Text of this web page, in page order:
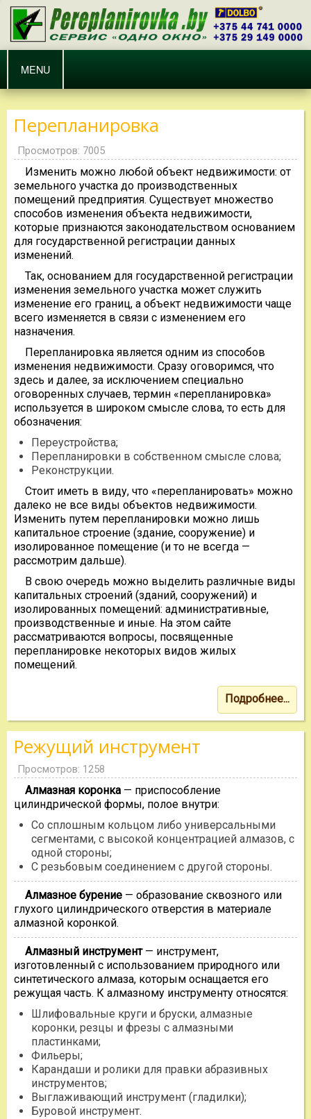
MENU
Перепланировка
Просмотров: 7005
Изменить можно любой объект недвижимости: от
земельного участка до производственных
помещений предприятия. Существует множество
способов изменения объекта недвижимости,
которые признаются законодательством основанием
для государственной регистрации данных
изменений.
Так, основанием для государственной регистрации
изменения земельного участка может служить
изменение его границ, а объект недвижимости чаще
всего изменяется в связи с изменением его
назначения.
Перепланировка является одним из способов
изменения недвижимости. Сразу оговоримся, что
здесь и далее, за исключением специально
оговоренных случаев, термин «перепланировка»
используется в широком смысле слова, то есть для
обозначения:
Переустройства;
Перепланировки в собственном смысле слова;
Реконструкции.
Стоит иметь в виду, что «перепланировать» можно
далеко не все виды объектов недвижимости.
Изменить путем перепланировки можно лишь
капитальное строение (здание, сооружение) и
изолированное помещение (и то не всегда —
рассмотрим дальше).
В свою очередь можно выделить различные виды
капитальных строений (зданий, сооружений) и
изолированных помещений: административные,
производственные и иные. На этом сайте
рассматриваются вопросы, посвященные
перепланировке некоторых видов жилых
помещений.
Подробнее...
Режущий инструмент
Просмотров: 1258
Алмазная коронка — приспособление
цилиндрической формы, полое внутри:
Со сплошным кольцом либо универсальными
сегментами, с высокой концентрацией алмазов, с
одной стороны;
С резьбовым соединением с другой стороны.
Алмазное бурение — образование сквозного или
глухого цилиндрического отверстия в материале
алмазной коронкой.
Алмазный инструмент— инструмент,
изготовленный с использованием природного или
синтетического алмаза, которым оснащается его
режущая часть. К алмазному инструменту относятся:
Шлифовальные круги и бруски, алмазные
коронки, резцы и фрезы с алмазными
пластинками;
Фильеры;
Карандаши и ролики для правки абразивных
инструментов;
Выглаживающий инструмент (гладилки);
Буровой инструмент.